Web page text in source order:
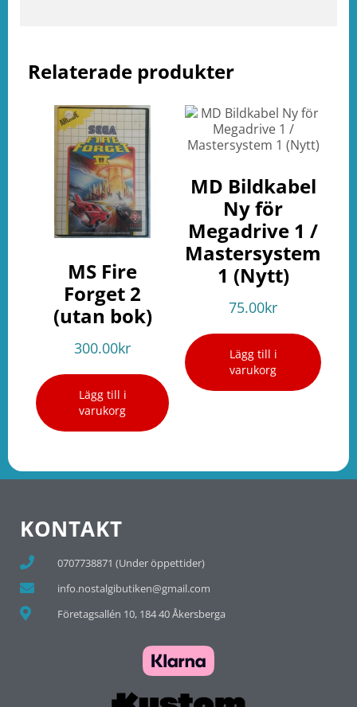
Relaterade produkter
MS Fire
Forget 2
(utan bok)
300.00kr
Lägg till i
varukorg
MD Bildkabel
Ny för
Megadrive 1 /
Mastersystem
1 (Nytt)
75.00kr
Lägg till i
varukorg
KONTAKT
0707738871 (Under öppettider)
info.nostalgibutiken@gmail.com
Företagsallén 10, 184 40 Åkersberga